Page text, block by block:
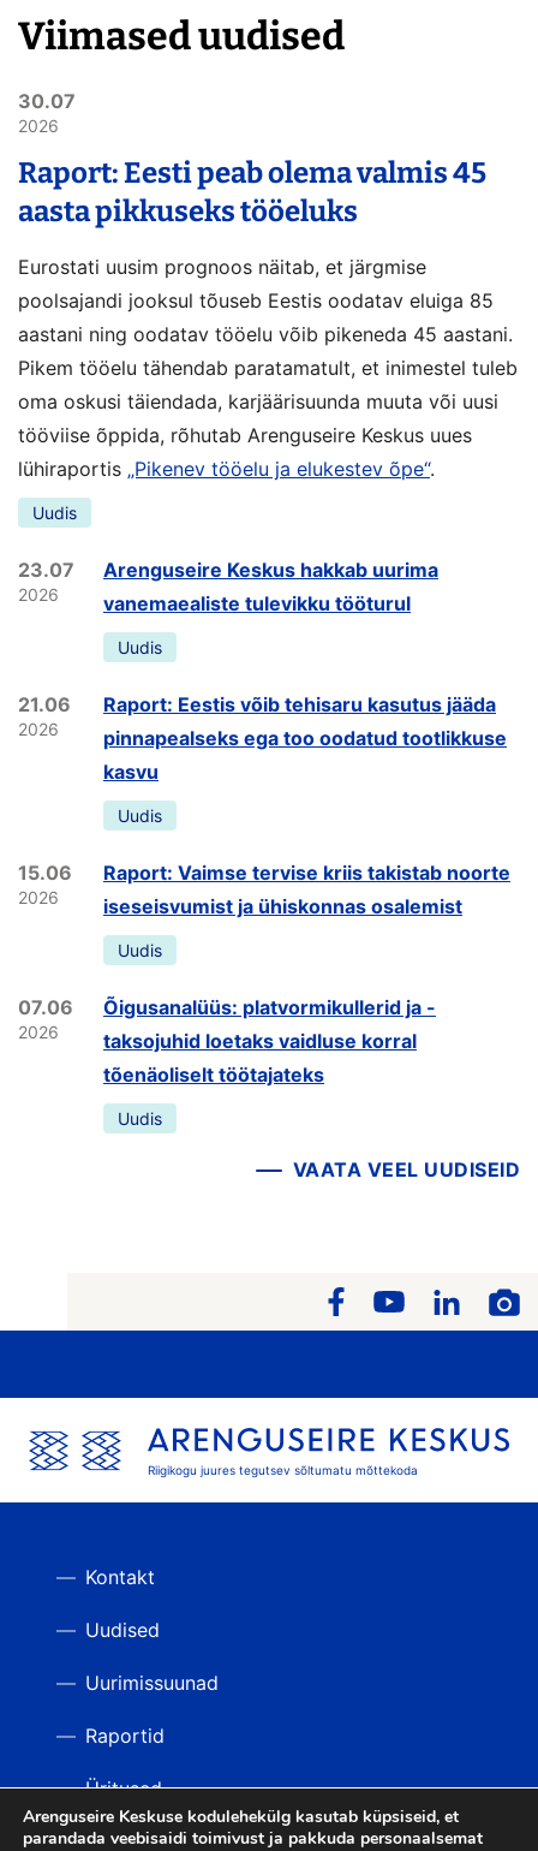
Viimased uudised
30.07
2026
Raport: Eesti peab olema valmis 45
aasta pikkuseks tööeluks
Eurostati uusim prognoos näitab, et järgmise
poolsajandi jooksul tõuseb Eestis oodatav eluiga 85
aastani ning oodatav tööelu võib pikeneda 45 aastani.
Pikem tööelu tähendab paratamatult, et inimestel tuleb
oma oskusi täiendada, karjäärisuunda muuta või uusi
tööviise õppida, rõhutab Arenguseire Keskus uues
lühiraportis „Pikenev tööelu ja elukestev õpe“.
Uudis
23.07
2026
Arenguseire Keskus hakkab uurima
vanemaealiste tulevikku tööturul
Uudis
21.06
2026
Raport: Eestis võib tehisaru kasutus jääda
pinnapealseks ega too oodatud tootlikkuse
kasvu
Uudis
15.06
2026
Raport: Vaimse tervise kriis takistab noorte
iseseisvumist ja ühiskonnas osalemist
Uudis
07.06
2026
Õigusanalüüs: platvormikullerid ja -
taksojuhid loetaks vaidluse korral
tõenäoliselt töötajateks
Uudis
VAATA VEEL UUDISEID
Riigikogu juures tegutsev sõltumatu mõttekoda
Kontakt
Uudised
Uurimissuunad
Raportid
Üritused
Videod
Arenguseire Keskuse kodulehekülg kasutab küpsiseid, et
parandada veebisaidi toimivust ja pakkuda personaalsemat